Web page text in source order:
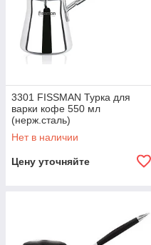
3301 FISSMAN Турка для
варки кофе 550 мл
(нерж.сталь)
Нет в наличии
Цену уточняйте